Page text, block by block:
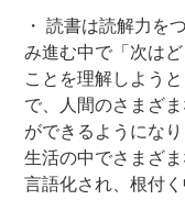
・ 読書は読解力を
み進む中で「次は
ことを理解しよう
で、人間のさまざ
ができるようにな
生活の中でさまざ
言語化され、根付